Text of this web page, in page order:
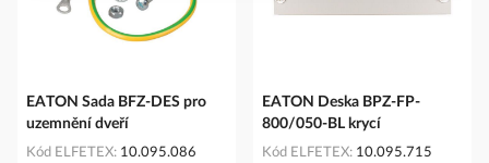
EATON Sada BFZ-DES pro
uzemnění dveří
Kód ELFETEX 10.095.086
EATON Deska BPZ-FP-
800/050-BL krycí
Kód ELFETEX 10.095.715